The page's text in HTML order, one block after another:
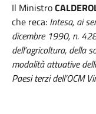
Il Ministro
che reca: Intesa, ai
dicembre 1990, n.
dell’agricoltura, della
modalità attuative
Paesi terzi dell’OCM